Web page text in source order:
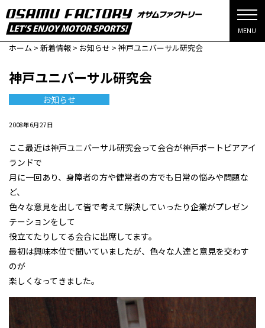
MENU
ホーム > 新着情報 > お知らせ > 神戸ユニバーサル研究会
神戸ユニバーサル研究会
お知らせ
2008年6月27日
ここ最近は神戸ユニバーサル研究会って会合が神戸ポートピアアイ
ランドで
月に一回あり、身障者の方や健常者の方でも日常の悩みや問題な
ど、
色々な意見を出して皆で考えて解決していったり企業がプレゼン
テーションをして
役立てたりしてる会合に出席してます。
最初は興味本位で聞いていましたが、色々な人達と意見を交わす
のが
楽しくなってきました。